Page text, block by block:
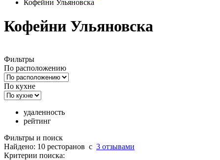
Кофейни Ульяновска
Кофейни Ульяновска
Фильтры
По расположению
По кухне
удаленность
рейтинг
Фильтры и поиск
Найдено: 10 ресторанов c 3 отзывами
Критерии поиска: